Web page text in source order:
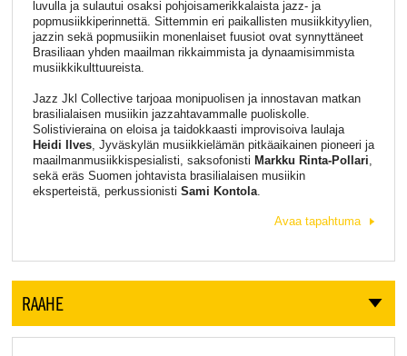
luvulla ja sulautui osaksi pohjoisamerikkalaista jazz- ja
popmusiikkiperinnettä. Sittemmin eri paikallisten musiikkityylien,
jazzin sekä popmusiikin monenlaiset fuusiot ovat synnyttäneet
Brasiliaan yhden maailman rikkaimmista ja dynaamisimmista
musiikkikulttuureista.
Jazz Jkl Collective tarjoaa monipuolisen ja innostavan matkan
brasilialaisen musiikin jazzahtavammalle puoliskolle.
Solistivieraina on eloisa ja taidokkaasti improvisoiva laulaja
Heidi Ilves, Jyväskylän musiikkielämän pitkäaikainen pioneeri ja
maailmanmusiikkispesialisti, saksofonisti Markku Rinta-Pollari
sekä eräs Suomen johtavista brasilialaisen musiikin
eksperteistä, perkussionisti Sami Kontola.
Avaa tapahtuma
RAAHE